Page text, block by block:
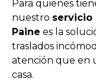
Para quienes
nuestro servicio
Paine es la
traslados
atención que en
casa.